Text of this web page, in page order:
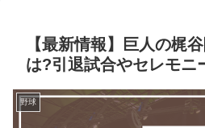
【最新情報】巨人の梶
は?引退試合やセレモニ
野球